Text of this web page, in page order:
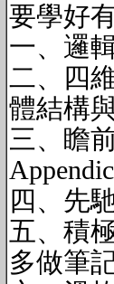
要學好
一、邏
二、四
體結構
三、瞻
四、先
五、積
多做筆